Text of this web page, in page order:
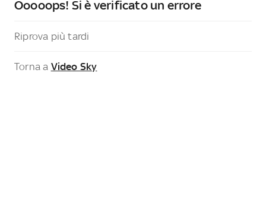
Ooooops! Si è verificato un errore
Riprova più tardi
Torna a Video Sky